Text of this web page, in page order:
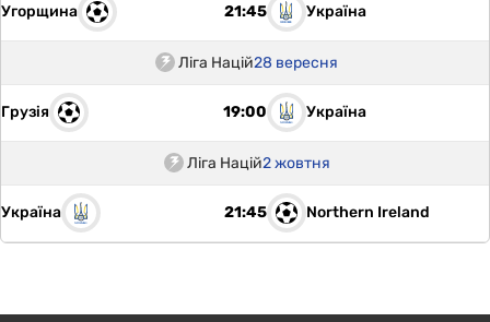
Угорщина 21:45 Україна
Ліга Націй28 вересня
Грузія 19:00 Україна
Ліга Націй2 жовтня
Україна 21:45 Northern Ireland